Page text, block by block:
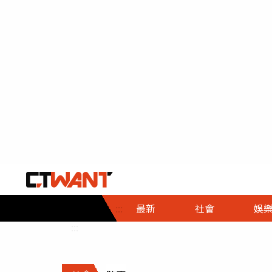
::: 最新 社會
社會首頁
時事
調查
娛樂
娛樂首頁
即時
財經首頁
熱線
政